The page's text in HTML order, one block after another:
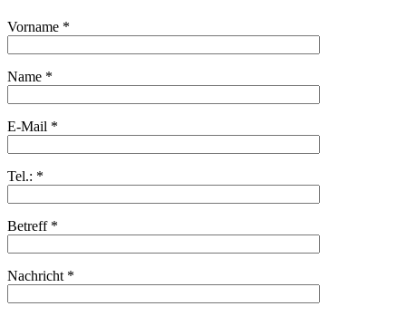
Vorname *
Name *
E-Mail *
Tel.: *
Betreff *
Nachricht *